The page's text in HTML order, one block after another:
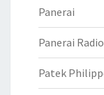
Panerai
Panerai
Patek